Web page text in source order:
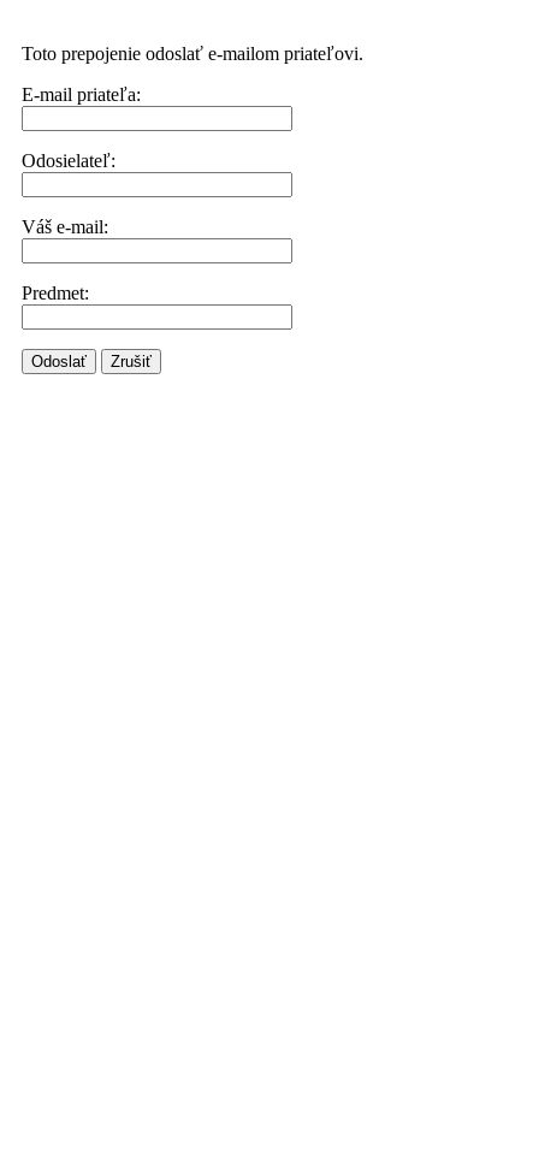
Toto prepojenie odoslať e-mailom priateľovi.
E-mail priateľa:
Odosielateľ:
Váš e-mail:
Predmet:
Odoslať Zrušiť